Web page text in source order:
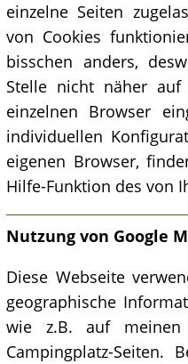
einzelne Seiten
von Cookies
bisschen anders,
Stelle nicht näher auf
einzelnen Browser
individuellen
eigenen Browser,
Hilfe-Funktion des von
Nutzung von Google
Diese Webseite
geographische
wie z.B. auf meinen
Campingplatz-Seiten.